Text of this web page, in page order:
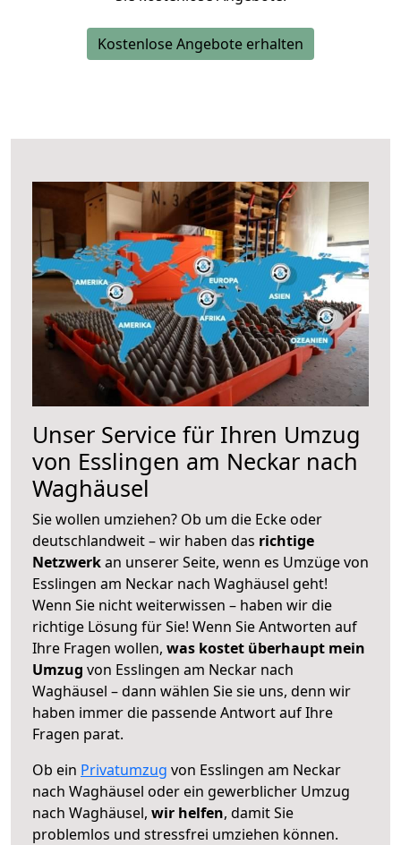
Kostenlose Angebote erhalten
Unser Service für Ihren Umzug
von Esslingen am Neckar nach
Waghäusel
Sie wollen umziehen? Ob um die Ecke oder
deutschlandweit – wir haben das richtige
Netzwerkan unserer Seite, wenn es Umzüge von
Esslingen am Neckar nach Waghäusel geht!
Wenn Sie nicht weiterwissen – haben wir die
richtige Lösung für Sie! Wenn Sie Antworten auf
Ihre Fragen wollen, was kostet überhaupt mein
Umzug von Esslingen am Neckar nach
Waghäusel – dann wählen Sie sie uns, denn wir
haben immer die passende Antwort auf Ihre
Fragen parat.
Ob ein Privatumzug von Esslingen am Neckar
nach Waghäusel oder ein gewerblicher Umzug
nach Waghäusel, wir helfen, damit Sie
problemlos und stressfrei umziehen können.